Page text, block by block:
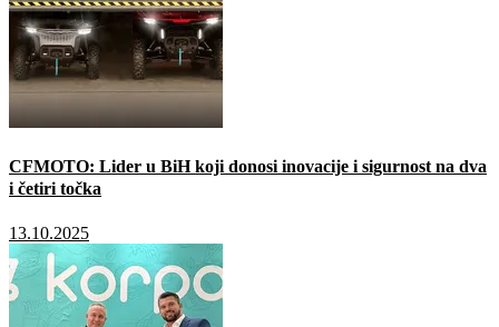
CFMOTO: Lider u BiH koji donosi inovacije i sigurnost na dva
i četiri točka
13.10.2025